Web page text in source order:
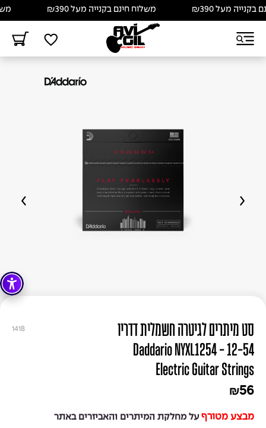
מעל ₪390 משלוח חינם בקנייה מעל ₪390
1418
סט מיתרים לגיטרה חשמלית דדריו
Daddario NYXL1254 - 12-54
Electric Guitar Strings
₪56
מבצע מטורף על מחלקת המיתרים והאביזרים באתר